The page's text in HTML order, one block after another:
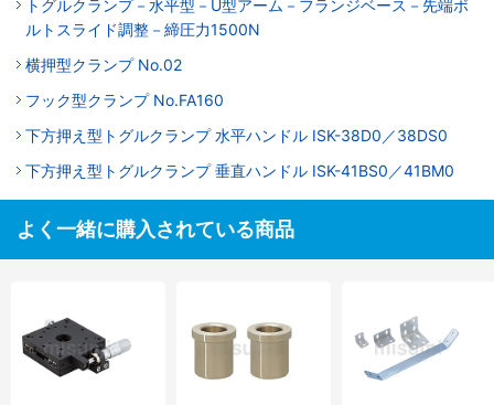
トグルクランプ－水平型－U型アーム－フランジベース－先端ボ
ルトスライド調整－締圧力1500N
横押型クランプ No.02
フック型クランプ No.FA160
下方押え型トグルクランプ 水平ハンドル ISK-38D0／38DS0
下方押え型トグルクランプ 垂直ハンドル ISK-41BS0／41BM0
よく一緒に購入されている商品